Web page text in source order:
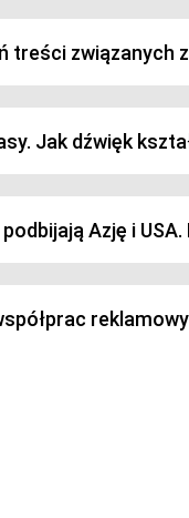
treści związanych
Jak dźwięk
Azję i